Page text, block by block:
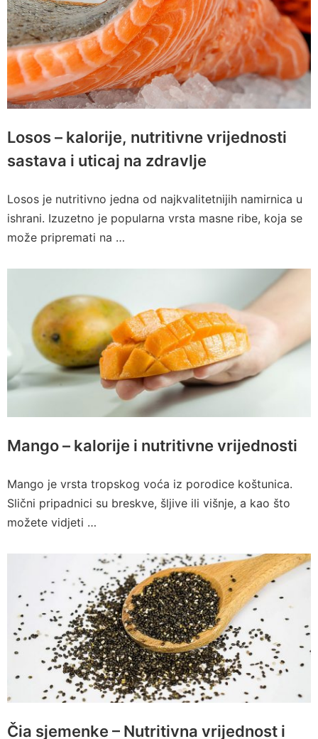
Losos – kalorije, nutritivne vrijednosti
sastava i uticaj na zdravlje
Losos je nutritivno jedna od najkvalitetnijih namirnica u
ishrani. Izuzetno je popularna vrsta masne ribe, koja se
može pripremati na …
Mango – kalorije i nutritivne vrijednosti
Mango je vrsta tropskog voća iz porodice koštunica.
Slični pripadnici su breskve, šljive ili višnje, a kao što
možete vidjeti …
Čia sjemenke – Nutritivna vrijednost i